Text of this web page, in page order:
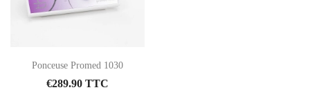
Ponceuse Promed 1030
€289.90 TTC